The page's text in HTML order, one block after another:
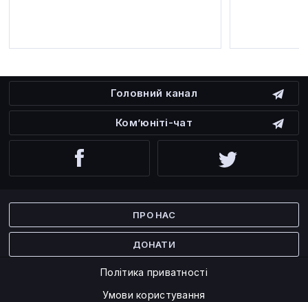
Головний канал
Ком’юніті-чат
ПРО НАС
ДОНАТИ
Політика приватності
Умови користування